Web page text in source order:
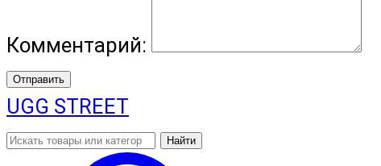
Комментарий:
Отправить
UGG STREET
Найти